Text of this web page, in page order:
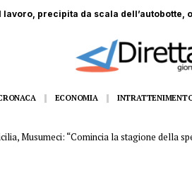
ECONOMIA
Musumeci: “Comincia la stagione della